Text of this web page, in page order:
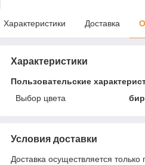
Характеристики Доставка
Характеристики
Пользовательские
Выбор цвета
Условия доставки
Доставка осуществляется только